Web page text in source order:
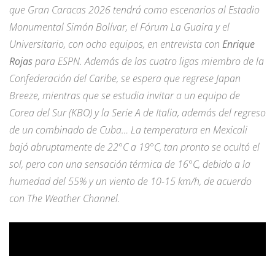
que Gran Caracas 2026 tendrá como escenarios al Estadio
Monumental Simón Bolívar, el Fórum La Guaira y el
Universitario, con ocho equipos, en entrevista con Enrique
Rojaspara ESPN. Además de las cuatro ligas miembro de la
Confederación del Caribe, se espera que regrese Japan
Breeze, mientras que se estudia invitar a un equipo de
Corea del Sur (KBO) y la Serie A de Italia, además del regreso
de un combinado de Cuba… La temperatura en Mexicali
bajó abruptamente de 22°C a 19°C, tan pronto se ocultó el
sol, pero con una sensación térmica de 16°C, debido a la
humedad del 55% y un viento de 10-15 km/h, de acuerdo
con The Weather Channel.